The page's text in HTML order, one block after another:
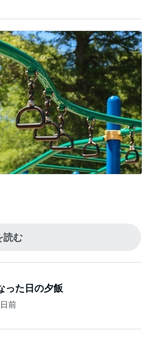
読む
った日の夕飯
前